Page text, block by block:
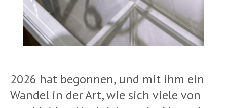
2026 hat begonnen, und mit ihm ein
Wandel in der Art, wie sich viele von